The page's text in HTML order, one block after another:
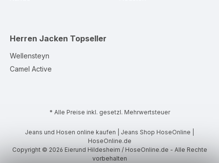
Herren Jacken Topseller
Wellensteyn
Camel Active
* Alle Preise inkl. gesetzl. Mehrwertsteuer
Jeans und Hosen online kaufen | Jeans Shop HoseOnline |
HoseOnline.de
Copyright © 2026 Eierund Hildesheim / HoseOnline.de - Alle Rechte
vorbehalten